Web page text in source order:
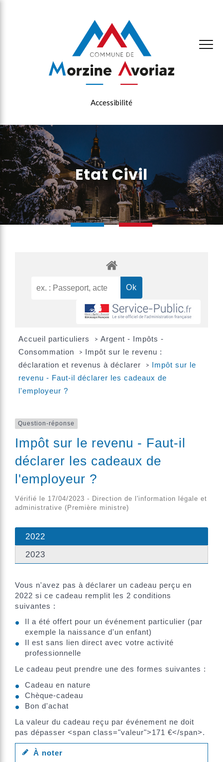
Accessibilité
Etat Civil
Accueil particuliers > Argent - Impôts -
Consommation
> Impôt sur le revenu :
déclaration et revenus à déclarer
> Impôt sur le
revenu - Faut-il déclarer les cadeaux de
l'employeur ?
Question-réponse
Impôt sur le revenu - Faut-il
déclarer les cadeaux de
l'employeur ?
Vérifié le 17/04/2023 - Direction de l'information légale et
administrative (Première ministre)
2022
2023
Vous n'avez pas à déclarer un cadeau perçu en
2022 si ce cadeau remplit les 2 conditions
suivantes :
Il a été offert pour un événement particulier (par
exemple la naissance d'un enfant)
Il est sans lien direct avec votre activité
professionnelle
Le cadeau peut prendre une des formes suivantes :
Cadeau en nature
Chèque-cadeau
Bon d'achat
La valeur du cadeau reçu par événement ne doit
pas dépasser <span class="valeur">171 €</span>.
À noter